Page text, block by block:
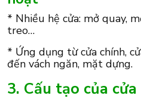
* Nhiều hệ cửa: mở quay,
treo…
* Ứng dụng từ cửa chính,
đến vách ngăn, mặt dựng.
3. Cấu tạo của